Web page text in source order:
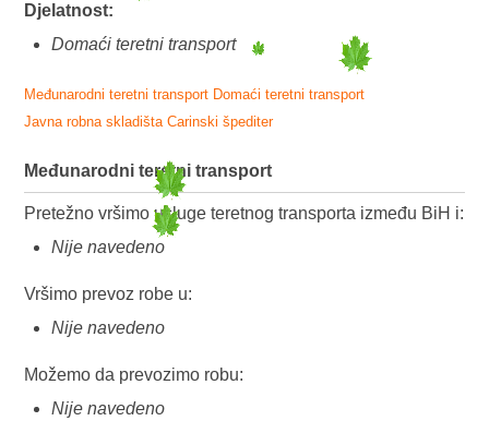
Djelatnost:
Domaći teretni transport
Međunarodni teretni transport Domaći teretni transport
Javna robna skladišta Carinski špediter
Međunarodni teretni transport
Pretežno vršimo usluge teretnog transporta između BiH i:
Nije navedeno
Vršimo prevoz robe u:
Nije navedeno
Možemo da prevozimo robu:
Nije navedeno